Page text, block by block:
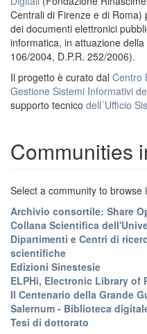
Centrali di Firenze e di
dei documenti elettronici
informatica, in attuazione
106/2004, D.P.R. 252/2006).
Il progetto è curato dal Centro
Gestione Sistemi Informativi
supporto tecnico dell´Ufficio
Communities
Select a community to browse
Archivio consortile: Share
Collana Scientifica
Dipartimenti e Centri di
scientifiche
Edizioni Sinestesie
ELPHi, Electronic Library of
Il Centenario della Grande
Salernum - Biblioteca
Tesi di dottorato